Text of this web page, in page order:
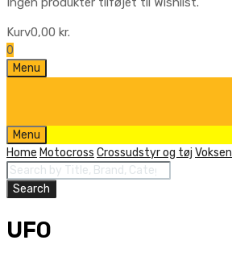
Kurv0,00 kr.
0
Menu
Skip
to
content
Menu
Home Motocross Crossudstyr og tøj Voksen
Products
search
Search
UFO